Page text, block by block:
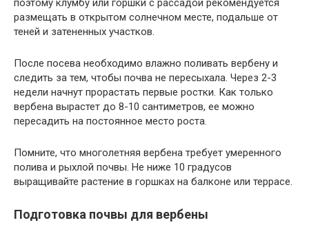
поэтому клумбу или горшки с рассадой рекомендуется
размещать в открытом солнечном месте, подальше от
теней и затененных участков.
После посева необходимо влажно поливать вербену и
следить за тем, чтобы почва не пересыхала. Через 2-3
недели начнут прорастать первые ростки. Как только
вербена вырастет до 8-10 сантиметров, ее можно
пересадить на постоянное место роста.
Помните, что многолетняя вербена требует умеренного
полива и рыхлой почвы. Не ниже 10 градусов
выращивайте растение в горшках на балконе или террасе.
Подготовка почвы для вербены